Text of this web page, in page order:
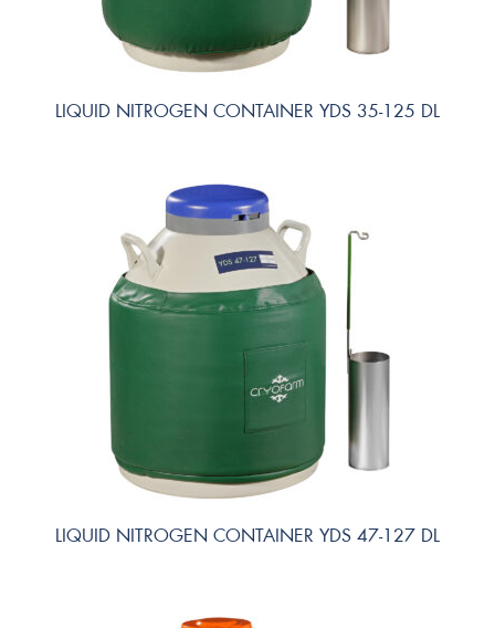
LIQUID NITROGEN CONTAINER YDS 35-125 DL
LIQUID NITROGEN CONTAINER YDS 47-127 DL